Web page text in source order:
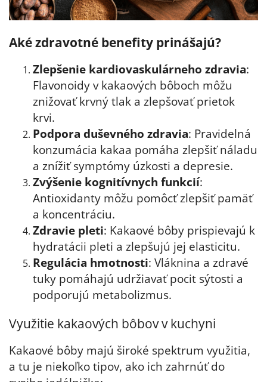
Aké zdravotné benefity prinášajú?
Zlepšenie kardiovaskulárneho zdravia:
Flavonoidy v kakaových bôboch môžu
znižovať krvný tlak a zlepšovať prietok
krvi.
Podpora duševného zdravia: Pravidelná
konzumácia kakaa pomáha zlepšiť náladu
a znížiť symptómy úzkosti a depresie.
Zvýšenie kognitívnych funkcií:
Antioxidanty môžu pomôcť zlepšiť pamäť
a koncentráciu.
Zdravie pleti: Kakaové bôby prispievajú k
hydratácii pleti a zlepšujú jej elasticitu.
Regulácia hmotnosti: Vláknina a zdravé
tuky pomáhajú udržiavať pocit sýtosti a
podporujú metabolizmus.
Využitie kakaových bôbov v kuchyni
Kakaové bôby majú široké spektrum využitia,
a tu je niekoľko tipov, ako ich zahrnúť do